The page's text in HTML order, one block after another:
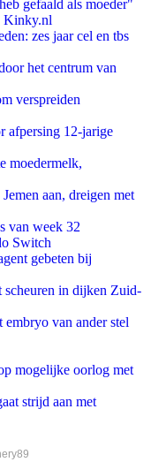
gefaald als moeder"
Kinky.nl
zes jaar cel en tbs
het centrum van
verspreiden
afpersing 12-jarige
moedermelk,
aan, dreigen met
van week 32
Switch
gebeten bij
scheuren in dijken Zuid-
van ander stel
mogelijke oorlog met
strijd aan met